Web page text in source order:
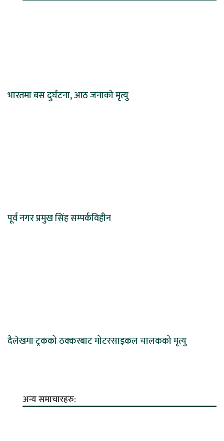
भारतमा बस दुर्घटना, आठ जनाको मृत्यु
पूर्व नगर प्रमुख सिंह सम्पर्कविहीन
दैलेखमा ट्रकको ठक्करबाट मोटरसाइकल चालकको मृत्यु
अन्य समाचारहरु: